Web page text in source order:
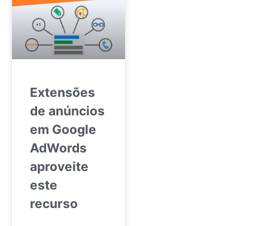
Extensões
de anúncios
em Google
AdWords
aproveite
este
recurso